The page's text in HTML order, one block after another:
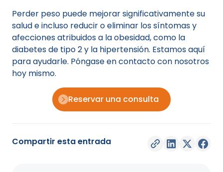
Perder peso puede mejorar significativamente su
salud e incluso reducir o eliminar los síntomas y
afecciones atribuidos a la obesidad, como la
diabetes de tipo 2 y la hipertensión. Estamos aquí
para ayudarle. Póngase en contacto con nosotros
hoy mismo.
Reservar una consulta
Compartir esta entrada